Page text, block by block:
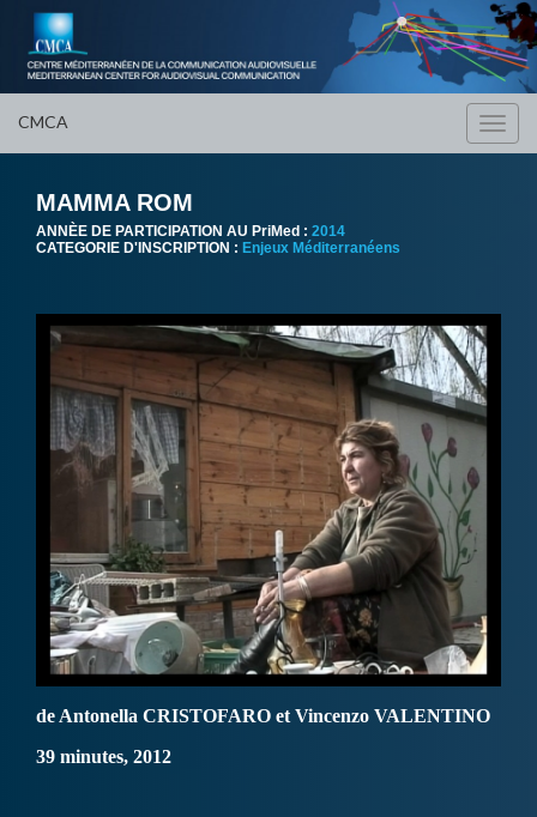
CMCA
MAMMA ROM
ANNÈE DE PARTICIPATION AU PriMed : 2014
CATEGORIE D'INSCRIPTION : Enjeux Méditerranéens
de Antonella CRISTOFARO et Vincenzo VALENTINO
39 minutes, 2012